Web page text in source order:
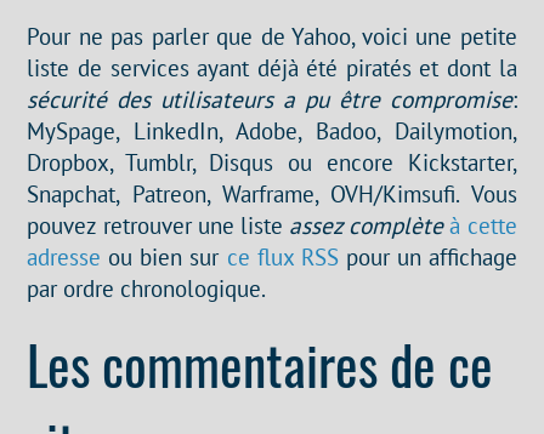
Pour ne pas parler que de Yahoo, voici une petite
liste de services ayant déjà été piratés et dont la
sécurité des utilisateurs a pu être compromise:
MySpage, LinkedIn, Adobe, Badoo, Dailymotion,
Dropbox, Tumblr, Disqus ou encore Kickstarter,
Snapchat, Patreon, Warframe, OVH/Kimsufi. Vous
pouvez retrouver une liste assez complète à cette
adresse ou bien sur ce flux RSS pour un affichage
par ordre chronologique.
Les commentaires de ce